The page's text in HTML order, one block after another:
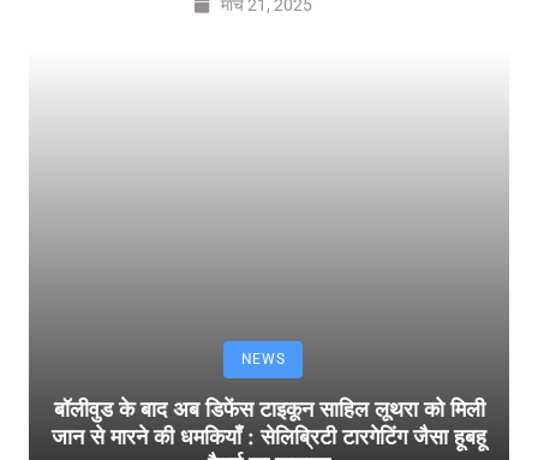
मार्च 21, 2025
NEWS
बॉलीवुड के बाद अब डिफेंस टाइकून साहिल लूथरा को मिली
जान से मारने की धमकियाँ : सेलिब्रिटी टारगेटिंग जैसा हूबहू